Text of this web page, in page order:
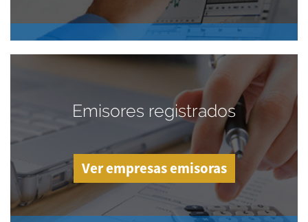
Emisores registrados
Ver empresas emisoras